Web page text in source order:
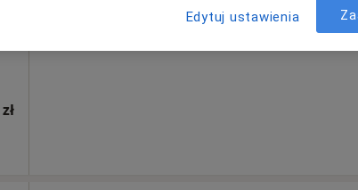
Umawianie online nie jest dostępne
Edytuj ustawienia